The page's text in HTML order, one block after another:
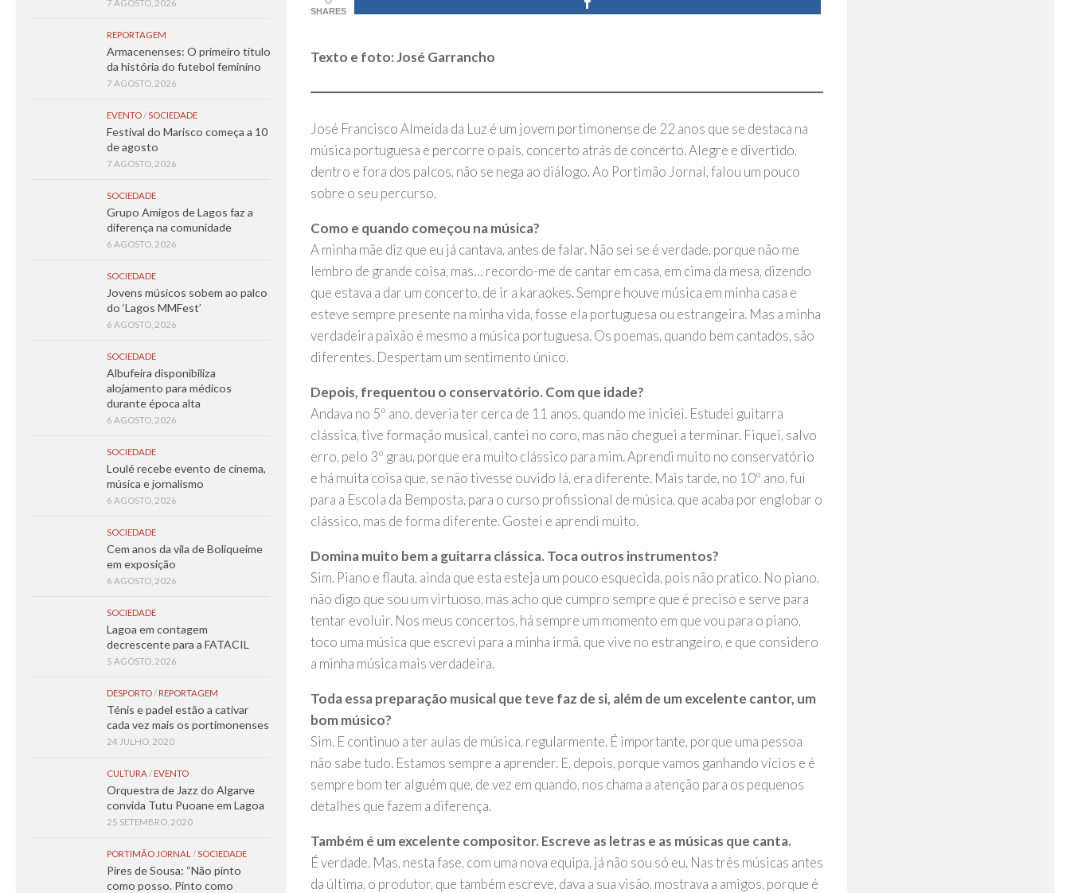
SHARES
Texto e foto: José Garrancho
José Francisco Almeida da Luz é um jovem portimonense de 22 anos que se destaca na
música portuguesa e percorre o país, concerto atrás de concerto. Alegre e divertido,
dentro e fora dos palcos, não se nega ao diálogo. Ao Portimão Jornal, falou um pouco
sobre o seu percurso.
Como e quando começou na música?
A minha mãe diz que eu já cantava, antes de falar. Não sei se é verdade, porque não me
lembro de grande coisa, mas… recordo-me de cantar em casa, em cima da mesa, dizendo
que estava a dar um concerto, de ir a karaokes. Sempre houve música em minha casa e
esteve sempre presente na minha vida, fosse ela portuguesa ou estrangeira. Mas a minha
verdadeira paixão é mesmo a música portuguesa. Os poemas, quando bem cantados, são
diferentes. Despertam um sentimento único.
Depois, frequentou o conservatório. Com que idade?
Andava no 5º ano, deveria ter cerca de 11 anos, quando me iniciei. Estudei guitarra
clássica, tive formação musical, cantei no coro, mas não cheguei a terminar. Fiquei, salvo
erro, pelo 3º grau, porque era muito clássico para mim. Aprendi muito no conservatório
e há muita coisa que, se não tivesse ouvido lá, era diferente. Mais tarde, no 10º ano, fui
para a Escola da Bemposta, para o curso profissional de música, que acaba por englobar o
clássico, mas de forma diferente. Gostei e aprendi muito.
Domina muito bem a guitarra clássica. Toca outros instrumentos?
Sim. Piano e flauta, ainda que esta esteja um pouco esquecida, pois não pratico. No piano,
não digo que sou um virtuoso, mas acho que cumpro sempre que é preciso e serve para
tentar evoluir. Nos meus concertos, há sempre um momento em que vou para o piano,
toco uma música que escrevi para a minha irmã, que vive no estrangeiro, e que considero
a minha música mais verdadeira.
Toda essa preparação musical que teve faz de si, além de um excelente cantor, um
bom músico?
Sim. E continuo a ter aulas de música, regularmente. É importante, porque uma pessoa
não sabe tudo. Estamos sempre a aprender. E, depois, porque vamos ganhando vícios e é
sempre bom ter alguém que, de vez em quando, nos chama a atenção para os pequenos
detalhes que fazem a diferença.
Também é um excelente compositor. Escreve as letras e as músicas que canta.
É verdade. Mas, nesta fase, com uma nova equipa, já não sou só eu. Nas três músicas antes
da última, o produtor, que também escreve, dava a sua visão, mostrava a amigos, porque é
7 AGOSTO, 2026
REPORTAGEM
Armacenenses: O primeiro título
da história do futebol feminino
7 AGOSTO, 2026
EVENTO/SOCIEDADE
Festival do Marisco começa a 10
de agosto
7 AGOSTO, 2026
SOCIEDADE
Grupo Amigos de Lagos faz a
diferença na comunidade
6 AGOSTO, 2026
SOCIEDADE
Jovens músicos sobem ao palco
do ‘Lagos MMFest’
6 AGOSTO, 2026
SOCIEDADE
Albufeira disponibiliza
alojamento para médicos
durante época alta
6 AGOSTO, 2026
SOCIEDADE
Loulé recebe evento de cinema,
música e jornalismo
6 AGOSTO, 2026
SOCIEDADE
Cem anos da vila de Boliqueime
em exposição
6 AGOSTO, 2026
SOCIEDADE
Lagoa em contagem
decrescente para a FATACIL
5 AGOSTO, 2026
DESPORTO/ REPORTAGEM
Ténis e padel estão a cativar
cada vez mais os portimonenses
24 JULHO, 2020
CULTURA/ EVENTO
Orquestra de Jazz do Algarve
convida Tutu Puoane em Lagoa
25 SETEMBRO, 2020
PORTIMÃO JORNAL /SOCIEDADE
Pires de Sousa: “Não pinto
como posso. Pinto como